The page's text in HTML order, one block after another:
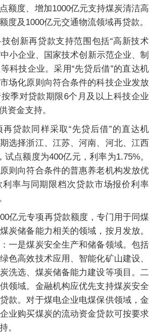
额度、增加1000亿元支持煤炭清洁高
度及1000亿元交通物流领域再贷款。
新再贷款支持范围包括“高新技术
小企业、国家技术创新示范企业、制
科技企业。采用“先贷后借”的直达机
场化原则向符合条件的科技企业发放
季对贷款期限6个月及以上科技企业
资金支持。
款同样采取“先贷后借”的直达机
选择浙江、江苏、河南、河北、江西
点额度为400亿元，利率为1.75%。
则向符合条件的普惠养老机构发放优
率与同期限档次贷款市场报价利率
元专项再贷款额度，专门用于同煤
炭储备能力相关的领域，按月发放。
一是煤炭安全生产和储备领域。包括
色高效技术应用、智能化矿山建设、
洗选、煤炭储备能力建设等项目。二
领域。金融机构应优先支持煤炭安全
款。对于煤电企业电煤保供领域，金
业购买煤炭的流动资金贷款可按要求
。